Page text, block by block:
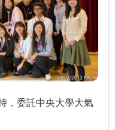
，委託中央大學大氣